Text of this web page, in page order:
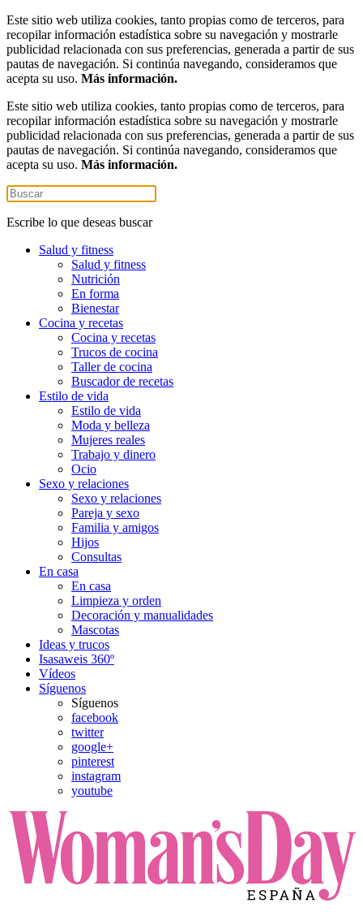
Este sitio web utiliza cookies, tanto propias como de terceros, para
recopilar información estadística sobre su navegación y mostrarle
publicidad relacionada con sus preferencias, generada a partir de sus
pautas de navegación. Si continúa navegando, consideramos que
acepta su uso. Más información.
Este sitio web utiliza cookies, tanto propias como de terceros, para
recopilar información estadística sobre su navegación y mostrarle
publicidad relacionada con sus preferencias, generada a partir de sus
pautas de navegación. Si continúa navegando, consideramos que
acepta su uso. Más información.
Escribe lo que deseas buscar
Salud y fitness
Salud y fitness
Nutrición
En forma
Bienestar
Cocina y recetas
Cocina y recetas
Trucos de cocina
Taller de cocina
Buscador de recetas
Estilo de vida
Estilo de vida
Moda y belleza
Mujeres reales
Trabajo y dinero
Ocio
Sexo y relaciones
Sexo y relaciones
Pareja y sexo
Familia y amigos
Hijos
Consultas
En casa
En casa
Limpieza y orden
Decoración y manualidades
Mascotas
Ideas y trucos
Isasaweis 360º
Vídeos
Síguenos
Síguenos
facebook
twitter
google+
pinterest
instagram
youtube